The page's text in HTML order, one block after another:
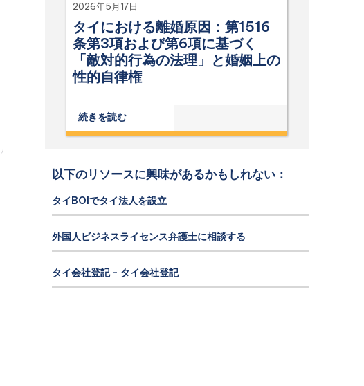
2026年5月17日
タイにおける離婚原因：第1516
条第3項および第6項に基づく
「敵対的行為の法理」と婚姻上の
性的自律権
続きを読む
以下のリソースに興味があるかもしれない：
タイBOIでタイ法人を設立
外国人ビジネスライセンス弁護士に相談する
タイ会社登記 - タイ会社登記